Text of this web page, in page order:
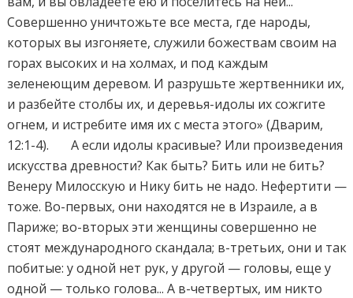
Совершенно уничтожьте все места, где народы,
которых вы изгоняете, служили божествам своим на
горах высоких и на холмах, и под каждым
зеленеющим деревом. И разрушьте жертвенники их,
и разбейте столбы их, и деревья-идолы их сожгите
огнем, и истребите имя их с места этого» (Дварим,
12:1-4). А если идолы красивые? Или произведения
искусства древности? Как быть? Бить или не бить?
Венеру Милосскую и Нику бить не надо. Нефертити —
тоже. Во-первых, они находятся не в Израиле, а в
Париже; во-вторых эти женщины совершенно не
стоят международного скандала; в-третьих, они и так
побитые: у одной нет рук, у другой — головы, еще у
одной — только голова... А в-четвертых, им никто